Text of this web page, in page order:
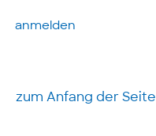
anmelden
zum Anfang der Seite